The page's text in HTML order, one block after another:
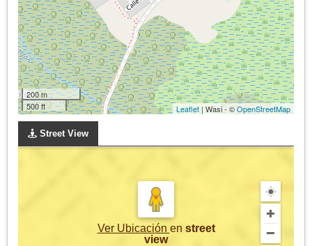
200 m
500 ft
Leaflet| Wasi - ©OpenStreetMap
Street View
Ver Ubicación en street
view